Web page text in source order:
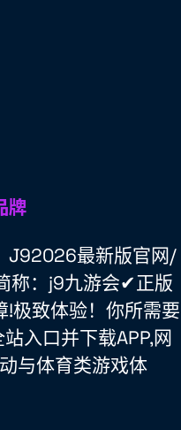
J92026最新版官网/
称：j9九游会✔正版
!极致体验！你所需要
入口并下载APP,网
与体育类游戏体